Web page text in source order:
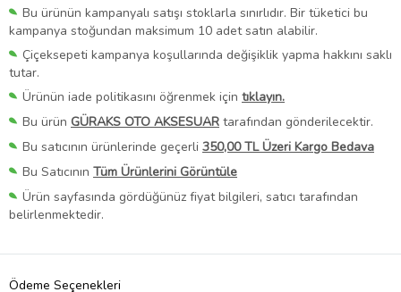
Bu ürünün kampanyalı satışı stoklarla sınırlıdır. Bir tüketici bu
kampanya stoğundan maksimum 10 adet satın alabilir.
Çiçeksepeti kampanya koşullarında değişiklik yapma hakkını saklı
tutar.
Ürünün iade politikasını öğrenmek için tıklayın.
Bu ürün GÜRAKS OTO AKSESUAR tarafından gönderilecektir.
Bu satıcının ürünlerinde geçerli 350,00 TL Üzeri Kargo Bedava
Bu Satıcının Tüm Ürünlerini Görüntüle
Ürün sayfasında gördüğünüz fiyat bilgileri, satıcı tarafından
belirlenmektedir.
Ödeme Seçenekleri